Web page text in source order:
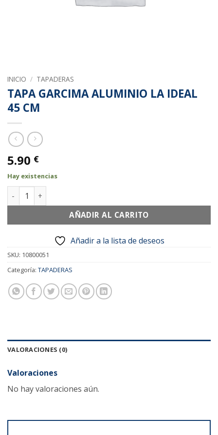
INICIO / TAPADERAS
TAPA GARCIMA ALUMINIO LA IDEAL
45 CM
5.90 €
Hay existencias
TAPA GARCIMA ALUMINIO LA IDEAL 45 CM cantidad
AÑADIR AL CARRITO
Añadir a la lista de deseos
SKU: 10800051
Categoría: TAPADERAS
VALORACIONES (0)
Valoraciones
No hay valoraciones aún.